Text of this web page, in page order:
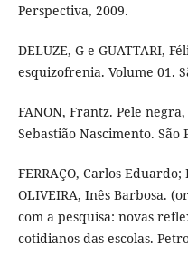
Perspectiva, 2009.
DELUZE, G e GUATTARI,
esquizofrenia. Volume 01.
FANON, Frantz. Pele
Sebastião Nascimento.
FERRAÇO, Carlos
OLIVEIRA, Inês Barbosa.
com a pesquisa: novas
cotidianos das escolas.